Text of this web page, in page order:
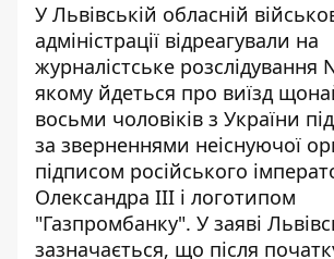
У Львівській обласній
адміністрації відреагували на
журналістське розслідування
якому йдеться про виїзд
восьми чоловіків з України
за зверненнями неіснуючої
підписом російського
Олександра III і логотипом
"Газпромбанку". У заяві
зазначається, що після